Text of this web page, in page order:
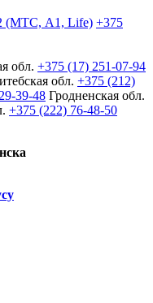
(МТС, A1, Life) +375
обл. +375 (17) 251-07-94
обл. +375 (212)
39-48 Гродненская обл.
+375 (222) 76-48-50